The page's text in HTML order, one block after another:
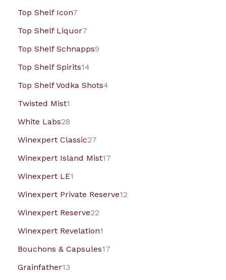
Top Shelf Icon7
Top Shelf Liquor7
Top Shelf Schnapps9
Top Shelf Spirits14
Top Shelf Vodka Shots4
Twisted Mist1
White Labs28
Winexpert Classic27
Winexpert Island Mist17
Winexpert LE1
Winexpert Private Reserve12
Winexpert Reserve22
Winexpert Revelation1
Bouchons & Capsules17
Grainfather13